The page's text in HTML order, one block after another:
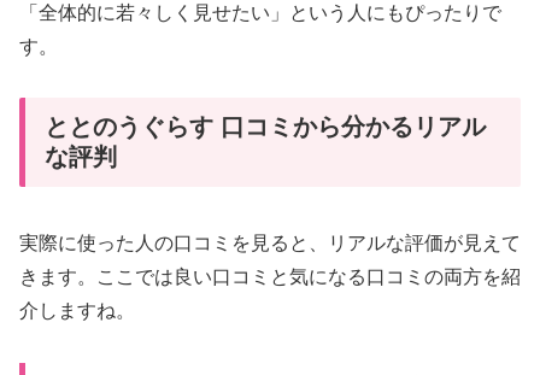
「全体的に若々しく見せたい」という人にもぴったりで
す。
ととのうぐらす 口コミから分かるリアル
な評判
実際に使った人の口コミを見ると、リアルな評価が見えて
きます。ここでは良い口コミと気になる口コミの両方を紹
介しますね。